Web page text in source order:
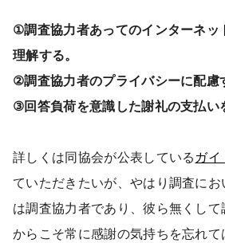
①調査協力者あってのインターネッ
理解する。
②調査協力者のプライバシーに配慮
③回答負荷を意識した謝礼の支払い
詳しくは同協会が公表しているガ
ていただきたいが、やはり調査に
は調査協力者であり、彼ら無くし
からこそ常に感謝の気持ちを忘れ